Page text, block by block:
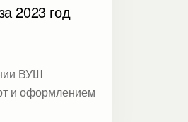
2023 год
ВУШ
и оформлением